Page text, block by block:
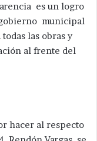
es un logro
municipal
las obras y
al frente del
hacer al respecto